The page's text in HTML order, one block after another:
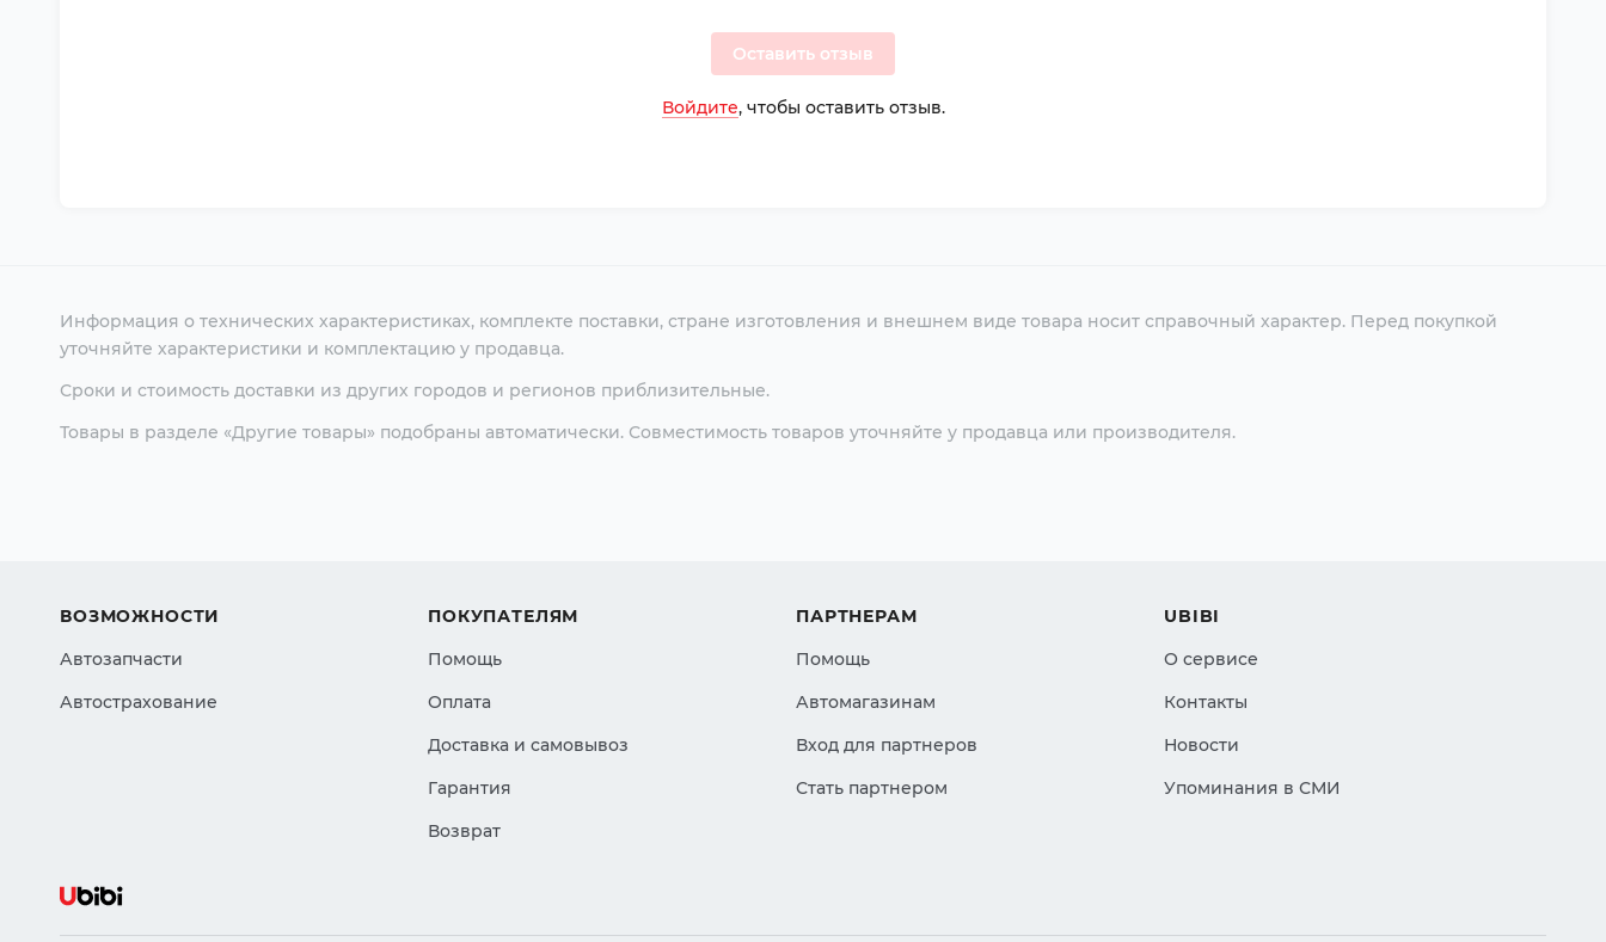
Оставить отзыв
Войдите, чтобы оставить отзыв.
Информация о технических характеристиках, комплекте поставки, стране изготовления и внешнем виде товара носит справочный характер. Перед покупкой
уточняйте характеристики и комплектацию у продавца.
Сроки и стоимость доставки из других городов и регионов приблизительные.
Товары в разделе «Другие товары» подобраны автоматически. Совместимость товаров уточняйте у продавца или производителя.
ВОЗМОЖНОСТИ
Автозапчасти
Автострахование
ПОКУПАТЕЛЯМ
Помощь
Оплата
Доставка и самовывоз
Гарантия
Возврат
ПАРТНЕРАМ
Помощь
Автомагазинам
Вход для партнеров
Стать партнером
UBIBI
О сервисе
Контакты
Новости
Упоминания в СМИ